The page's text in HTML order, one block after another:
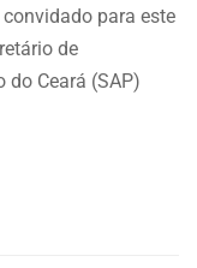
para este
de
Ceará (SAP)